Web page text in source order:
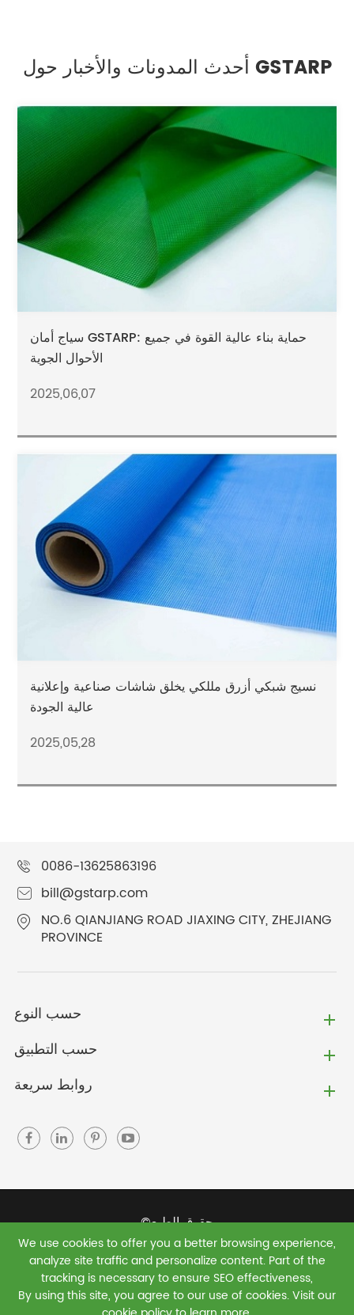
أحدث المدونات والأخبار حول GSTARP
سياج أمان GSTARP: حماية بناء عالية القوة في جميع
الأحوال الجوية
2025,06,07
نسيج شبكي أزرق مللكي يخلق شاشات صناعية وإعلانية
عالية الجودة
2025,05,28
0086-13625863196
bill@gstarp.com
NO.6 QIANJIANG ROAD JIAXING CITY, ZHEJIANG
PROVINCE
حسب النوع
حسب التطبيق
روابط سريعة
حقوق الطبع©
Jiaxing Green Shield New Materials Co., Ltd.جميع
الحقوق محفوظة.
خريطة الموقع
| سياسة الخصوصية
We use cookies to offer you a better browsing experience,
analyze site traffic and personalize content. Part of the
tracking is necessary to ensure SEO effectiveness,
By using this site, you agree to our use of cookies. Visit our